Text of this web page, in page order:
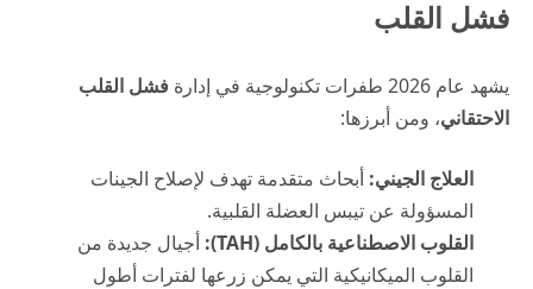
فشل القلب
يشهد عام 2026 طفرات تكنولوجية في إدارة
فشل القلب
الاحتقاني، ومن أبرزها:
العلاج الجيني: أبحاث متقدمة تهدف لإصلاح الجينات
المسؤولة عن تيبس العضلة القلبية.
القلوب الاصطناعية بالكامل (TAH):
أجيال جديدة من
القلوب الميكانيكية التي يمكن زرعها لفترات أطول